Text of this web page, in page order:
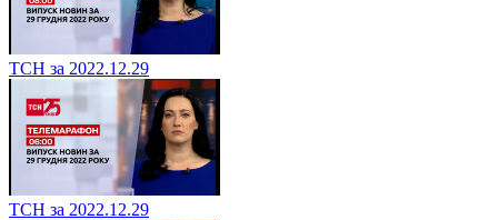
ТСН за 2022.12.29
ТСН за 2022.12.29